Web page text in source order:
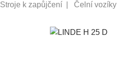
Stroje k zapůjčení Čelní vozíky